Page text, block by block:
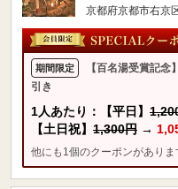
京都府京都市右京
期間限定
【百名湯受賞記
引き
1人あたり：【平日】
【土日祝】 1,300円 →
他にも1個のクーポンがありま